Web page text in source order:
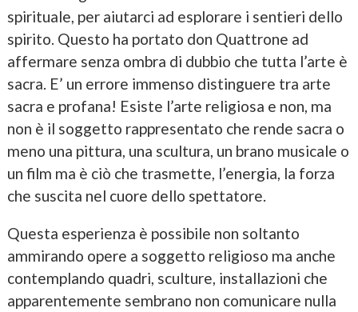
spirituale, per aiutarci ad esplorare i sentieri dello
spirito. Questo ha portato don Quattrone ad
affermare senza ombra di dubbio che tutta l’arte è
sacra. E’ un errore immenso distinguere tra arte
sacra e profana! Esiste l’arte religiosa e non, ma
non è il soggetto rappresentato che rende sacra o
meno una pittura, una scultura, un brano musicale o
un film ma è ciò che trasmette, l’energia, la forza
che suscita nel cuore dello spettatore.
Questa esperienza è possibile non soltanto
ammirando opere a soggetto religioso ma anche
contemplando quadri, sculture, installazioni che
apparentemente sembrano non comunicare nulla